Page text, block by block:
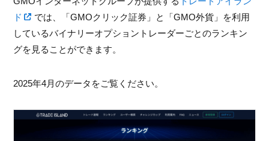
ド
では、「GMOクリック証券」と「GMO外貨」を利用
しているバイナリーオプショントレーダーごとのランキン
グを見ることができます。
2025年4月のデータをご覧ください。